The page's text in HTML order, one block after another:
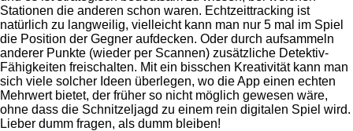
Stationen die anderen schon waren. Echtzeittracking ist
natürlich zu langweilig, vielleicht kann man nur 5 mal im Spiel
die Position der Gegner aufdecken. Oder durch aufsammeln
anderer Punkte (wieder per Scannen) zusätzliche Detektiv-
Fähigkeiten freischalten. Mit ein bisschen Kreativität kann man
sich viele solcher Ideen überlegen, wo die App einen echten
Mehrwert bietet, der früher so nicht möglich gewesen wäre,
ohne dass die Schnitzeljagd zu einem rein digitalen Spiel wird.
Lieber dumm fragen, als dumm bleiben!